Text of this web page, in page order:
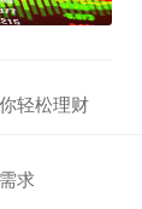
轻松理财
求